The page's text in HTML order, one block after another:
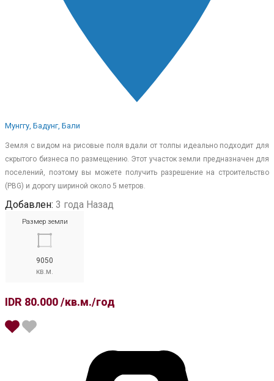
Мунггу, Бадунг, Бали
Земля с видом на рисовые поля вдали от толпы идеально подходит для
скрытого бизнеса по размещению. Этот участок земли предназначен для
поселений, поэтому вы можете получить разрешение на строительство
(PBG) и дорогу шириной около 5 метров.
Добавлен: 3 года Назад
Размер земли
9050
кв.м.
IDR 80.000 /кв.м./год